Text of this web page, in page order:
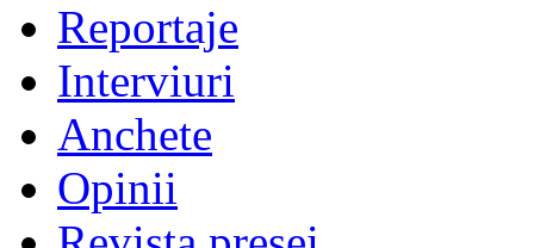
Reportaje
Interviuri
Anchete
Opinii